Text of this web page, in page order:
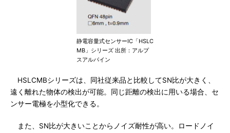
静電容量式センサーIC「HSLC
MB」シリーズ 出所：アルプ
スアルパイン
HSLCMBシリーズは、同社従来品と比較してSN比が大きく、
遠く離れた物体の検出が可能。同じ距離の検出に用いる場合、セ
ンサー電極を小型化できる。
また、SN比が大きいことからノイズ耐性が高い。ロードノイ